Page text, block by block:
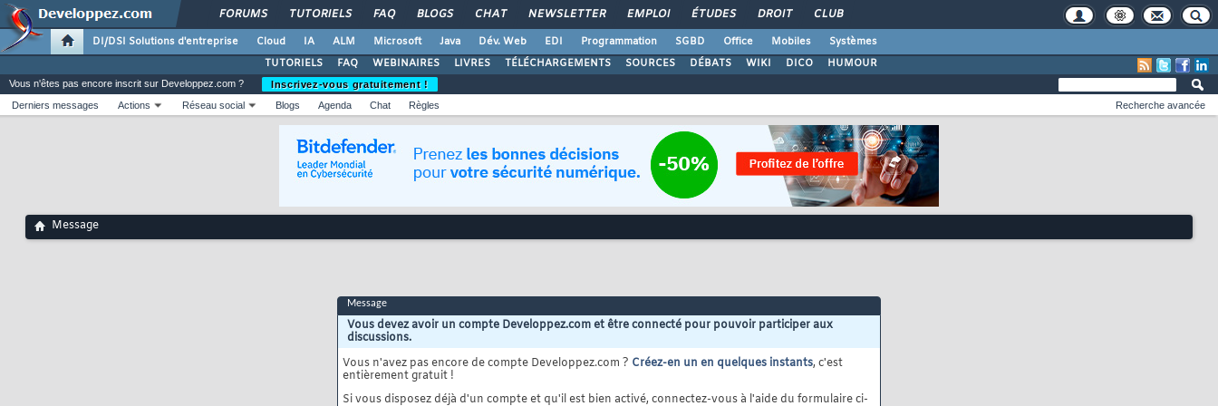
FORUMS TUTORIELS FAQ BLOGS CHAT NEWSLETTER EMPLOI ÉTUDES DROIT CLUB
DI/DSI Solutions d'entreprise Cloud IA ALM Microsoft Java Dév. Web EDI Programmation SGBD Office Mobiles
Systèmes
TUTORIELS
FAQ WEBINAIRES LIVRES TÉLÉCHARGEMENTS SOURCES DÉBATS WIKI DICO HUMOUR
Vous n'êtes pas encore inscrit sur Developpez.com ?
Inscrivez-vous gratuitement !
Derniers messages
Actions Réseau social Blogs Agenda Chat Règles Recherche avancée
Message
Message
Vous devez avoir un compte Developpez.com et être connecté pour pouvoir participer aux
discussions.
Vous n'avez pas encore de compte Developpez.com ? Créez-en un en quelques instants, c'est
entièrement gratuit !
Si vous disposez déjà d'un compte et qu'il est bien activé, connectez-vous à l'aide du formulaire ci-